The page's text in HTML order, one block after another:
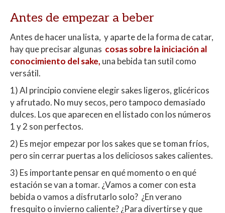
Antes de empezar a beber
Antes de hacer una lista, y aparte de la forma de catar,
hay que precisar algunas cosas sobre la iniciación al
conocimiento del sake, una bebida tan sutil como
versátil.
1) Al principio conviene elegir sakes ligeros, glicéricos
y afrutado. No muy secos, pero tampoco demasiado
dulces. Los que aparecen en el listado con los números
1 y 2 son perfectos.
2) Es mejor empezar por los sakes que se toman fríos,
pero sin cerrar puertas a los deliciosos sakes calientes.
3) Es importante pensar en qué momento o en qué
estación se van a tomar. ¿Vamos a comer con esta
bebida o vamos a disfrutarlo solo? ¿En verano
fresquito o invierno caliente? ¿Para divertirse y que